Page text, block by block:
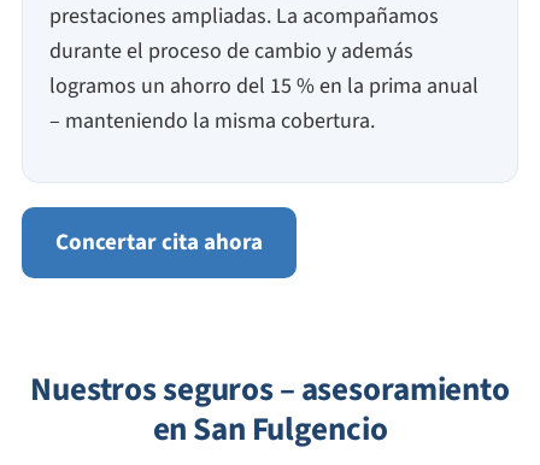
prestaciones ampliadas. La acompañamos
durante el proceso de cambio y además
logramos un ahorro del 15 % en la prima anual
– manteniendo la misma cobertura.
Concertar cita ahora
Nuestros seguros – asesoramiento
en San Fulgencio